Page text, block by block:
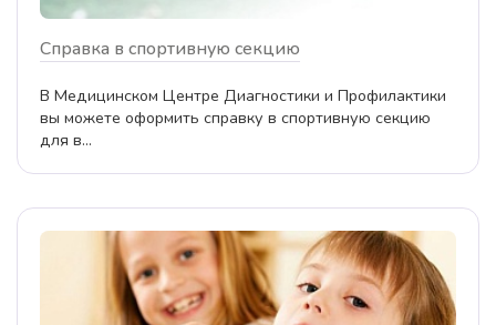
Справка в спортивную секцию
В Медицинском Центре Диагностики и Профилактики
вы можете оформить справку в спортивную секцию
для в...